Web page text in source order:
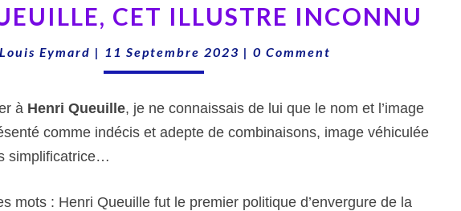
QUEUILLE,
ILLUSTRE
INCONNU
CET ILLUSTRE INCONNU
Louis Eymard | 11 Septembre 2023 | Comments
0 Comment
à Henri Queuille, je ne connaissais de lui que le nom et l’image
comme indécis et adepte de combinaisons, image véhiculée
simplificatrice…
mots : Henri Queuille fut le premier politique d’envergure de la